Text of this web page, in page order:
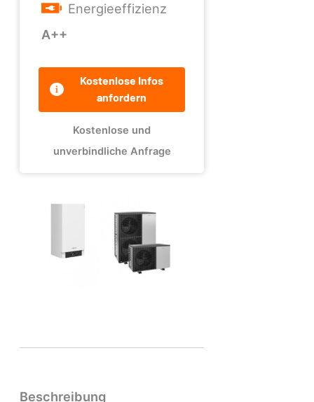
Energieeffizienz
A++
Kostenlose Infos
anfordern
Kostenlose und
unverbindliche Anfrage
Beschreibung